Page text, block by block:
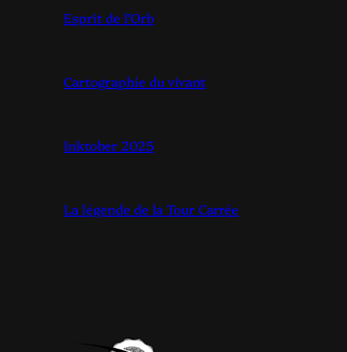
Esprit de l’Orb
Cartographie du vivant
Inktober 2025
La légende de la Tour Carrée